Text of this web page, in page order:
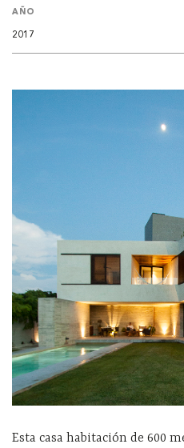
AÑO
2017
Esta casa habitación de 600